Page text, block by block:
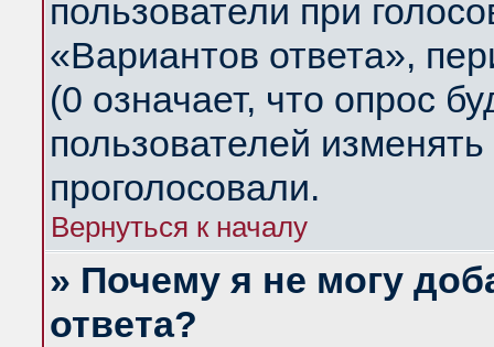
пользователи при
«Вариантов ответа»,
(0 означает, что опрос
пользователей
проголосовали.
Вернуться к началу
» Почему я не могу
ответа?